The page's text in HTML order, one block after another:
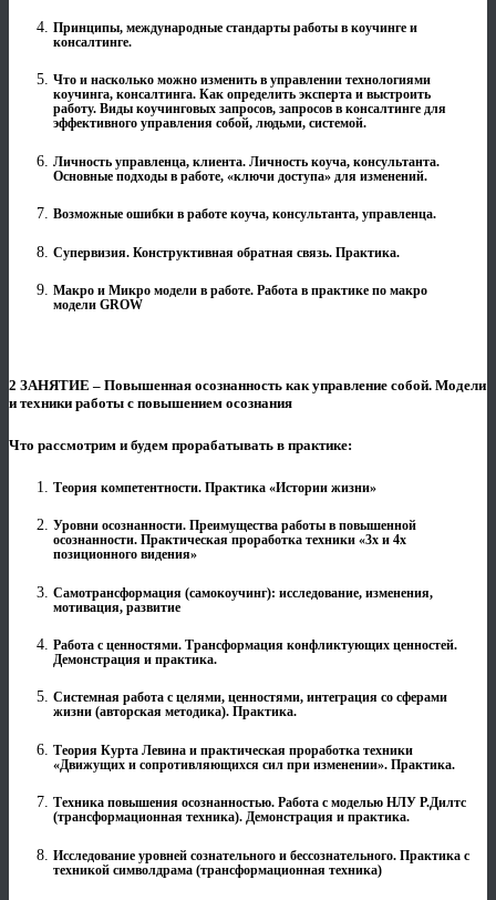
Принципы, международные стандарты работы в коучинге и
консалтинге.
Что и насколько можно изменить в управлении технологиями
коучинга, консалтинга. Как определить эксперта и выстроить
работу. Виды коучинговых запросов, запросов в консалтинге для
эффективного управления собой, людьми, системой.
Личность управленца, клиента. Личность коуча, консультанта.
Основные подходы в работе, «ключи доступа» для изменений.
Возможные ошибки в работе коуча, консультанта, управленца.
Супервизия. Конструктивная обратная связь. Практика.
Макро и Микро модели в работе. Работа в практике по макро
модели GROW
2 ЗАНЯТИЕ – Повышенная осознанность как управление собой. Модели
и техники работы с повышением осознания
Что рассмотрим и будем прорабатывать в практике:
Теория компетентности. Практика «Истории жизни»
Уровни осознанности. Преимущества работы в повышенной
осознанности. Практическая проработка техники «3х и 4х
позиционного видения»
Самотрансформация (самокоучинг): исследование, изменения,
мотивация, развитие
Работа с ценностями. Трансформация конфликтующих ценностей.
Демонстрация и практика.
Системная работа с целями, ценностями, интеграция со сферами
жизни (авторская методика). Практика.
Теория Курта Левина и практическая проработка техники
«Движущих и сопротивляющихся сил при изменении». Практика.
Техника повышения осознанностью. Работа с моделью НЛУ Р.Дилтс
(трансформационная техника). Демонстрация и практика.
Исследование уровней сознательного и бессознательного. Практика с
техникой символдрама (трансформационная техника)